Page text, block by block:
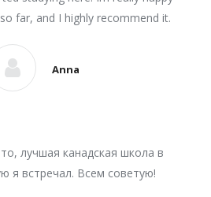
far, and I highly recommend it.
Anna
лучшая канадская школа в
я встречал. Всем советую!